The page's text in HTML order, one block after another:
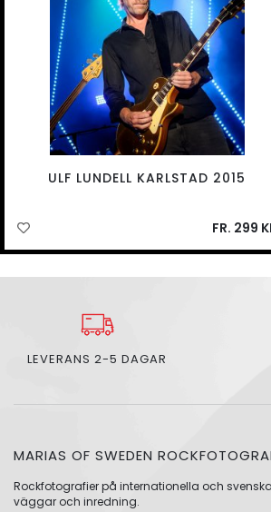
ULF LUNDELL KARLSTAD 2015
FR. 299
LEVERANS 2-5 DAGAR
MARIAS OF SWEDEN
Rockfotografier på internationella och
väggar och inredning.